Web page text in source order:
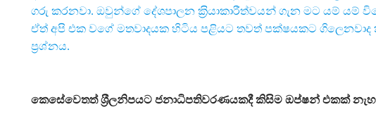
ගරු කරනවා. ඔවුන්ගේ දේශපාලන ක‍්‍රියාකාරීත්වයන් ගැන මට යම් යම්
ඒත් අපි එක වගේ මතවාදයක හිටිය පළියට තවත් පක්ෂයකට
ප‍්‍රශ්නය.
කෙසේවෙතත් ශ‍්‍රීලනිපයට ජනාධිපතිවරණයකදී කිසිම ඔප්ෂන් එකක්